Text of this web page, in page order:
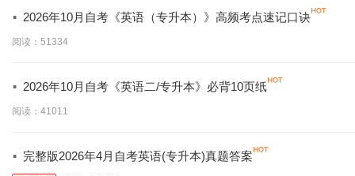
· 2026年10月自考《英语（专升本）》高频考点速记口诀
阅读：51334
· 2026年10月自考《英语二/专升本》必背10页纸
阅读：41011
· 完整版2026年4月自考英语(专升本)真题答案